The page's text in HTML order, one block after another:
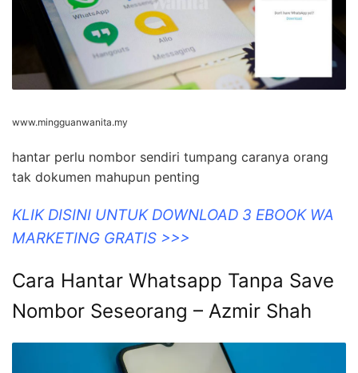
www.mingguanwanita.my
hantar perlu nombor sendiri tumpang caranya orang
tak dokumen mahupun penting
KLIK DISINI UNTUK DOWNLOAD 3 EBOOK WA
MARKETING GRATIS >>>
Cara Hantar Whatsapp Tanpa Save
Nombor Seseorang – Azmir Shah